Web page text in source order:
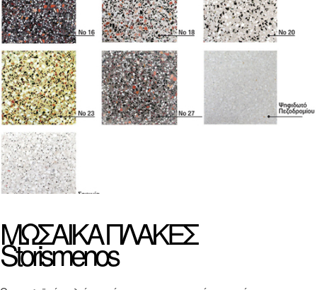
ΜΩΣΑΙΚΑΠΛΑΚΕΣ
Storismenos